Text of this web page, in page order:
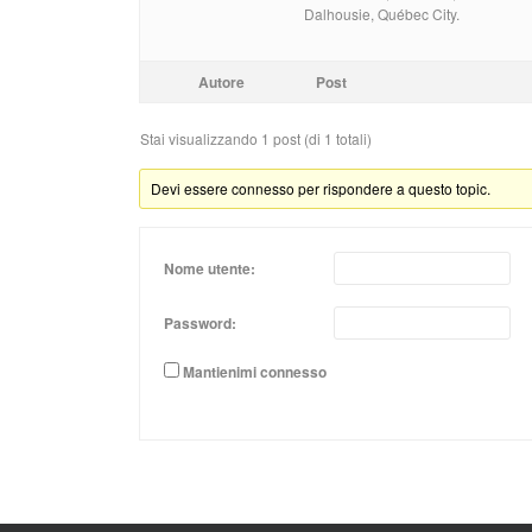
Dalhousie, Québec City.
Autore Post
Stai visualizzando 1 post (di 1 totali)
Devi essere connesso per rispondere a questo topic.
Nome utente:
Password:
Mantienimi connesso